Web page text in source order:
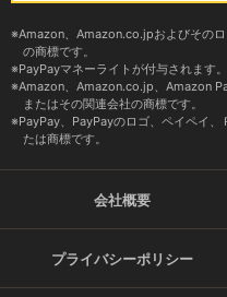
Amazon、Amazon.co.jpおよびその
の商標です。
PayPayマネーライトが付与されます
Amazon、Amazon.co.jp、Amazon
またはその関連会社の商標です。
PayPay、PayPayのロゴ、ペイペイ
たは商標です。
会社概要
プライバシーポリシー